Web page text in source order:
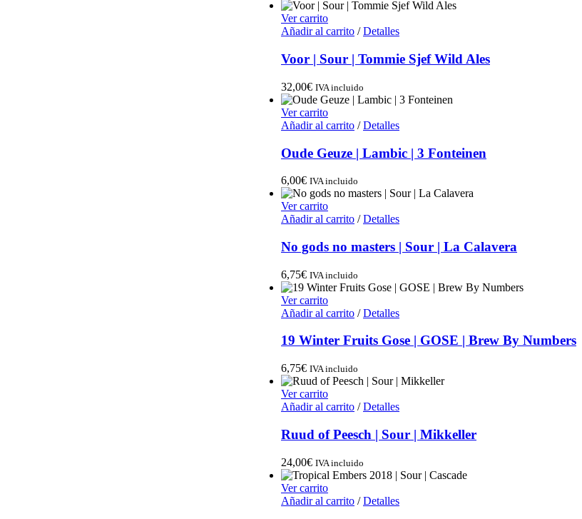
Ver carrito
Añadir al carrito / Detalles
Voor | Sour | Tommie Sjef Wild Ales
32,00€ IVA incluido
Ver carrito
Añadir al carrito / Detalles
Oude Geuze | Lambic | 3 Fonteinen
6,00€ IVA incluido
Ver carrito
Añadir al carrito / Detalles
No gods no masters | Sour | La Calavera
6,75€ IVA incluido
Ver carrito
Añadir al carrito / Detalles
19 Winter Fruits Gose | GOSE | Brew By Numbers
6,75€ IVA incluido
Ver carrito
Añadir al carrito / Detalles
Ruud of Peesch | Sour | Mikkeller
24,00€ IVA incluido
Ver carrito
Añadir al carrito / Detalles